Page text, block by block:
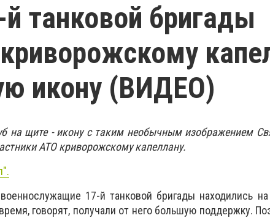
танковой бригады
икону (ВИДЕО)
на щите - икону с таким необычным изображением
АТО криворожскому капеллану.
17-й танковой бригады находились
говорят, получали от него большую поддержку.